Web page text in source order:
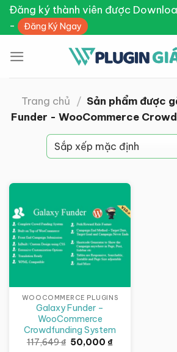
Skip
content
Đăng ký thành viên được
-
Đăng Ký Ngay
Trang chủ / Sản phẩm được
Funder - WooCommerce
WOOCOMMERCE PLUGINS
Galaxy Funder –
WooCommerce
Crowdfunding System
117,649₫ Giá
50,000₫Giá